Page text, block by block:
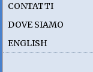
CONTATTI
DOVE SIAMO
ENGLISH